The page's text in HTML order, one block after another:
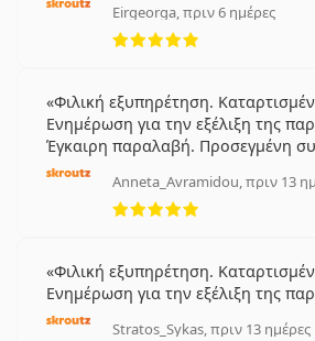
Eirgeorga, πριν 6 ημέρες
5
Φιλική εξυπηρέτηση.
Ενημέρωση για την εξέλιξη της
Έγκαιρη παραλαβή. Προσεγμένη
Anneta_Avramidou, πριν 13
5
Φιλική εξυπηρέτηση.
Ενημέρωση για την εξέλιξη της
Stratos_Sykas, πριν 13 ημέρες